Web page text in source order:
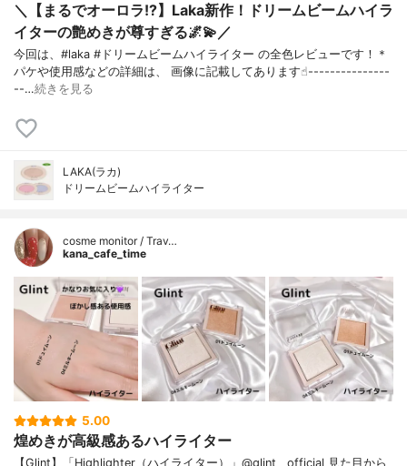
＼【まるでオーロラ!?】Laka新作！ドリームビームハイラ
イターの艶めきが尊すぎる🌌💫／
今回は、#laka #ドリームビームハイライター の全色レビューです！＊
パケや使用感などの詳細は、 画像に記載してあります☝︎---------------
--…続きを見る
LAKA(ラカ)
ドリームビームハイライター
cosme monitor / Trav…
kana_cafe_time
5.00
煌めきが高級感あるハイライター
【Glint】「Highlighter（ハイライター）」@glint__official 見た目から